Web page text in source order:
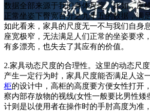
数据全部来源于我们身体尺度。比如，座
正常坐姿下臀宽百分之九十五的数据，满
如此看来，家具的尺度无一不与我们自身
座宽极窄，无法满足人们正常的坐姿要求
有多漂亮，也失去了其应有的价值。
2.家具动态尺度的合理性。这里的动态尺
产生一定行为时，家具尺度能否满足人这
柜的设计中，高柜的高度要方便女性打开
察内部存放物的视线(女性一般要比男性矮
计则是以使用者在操作时的手肘高度为准